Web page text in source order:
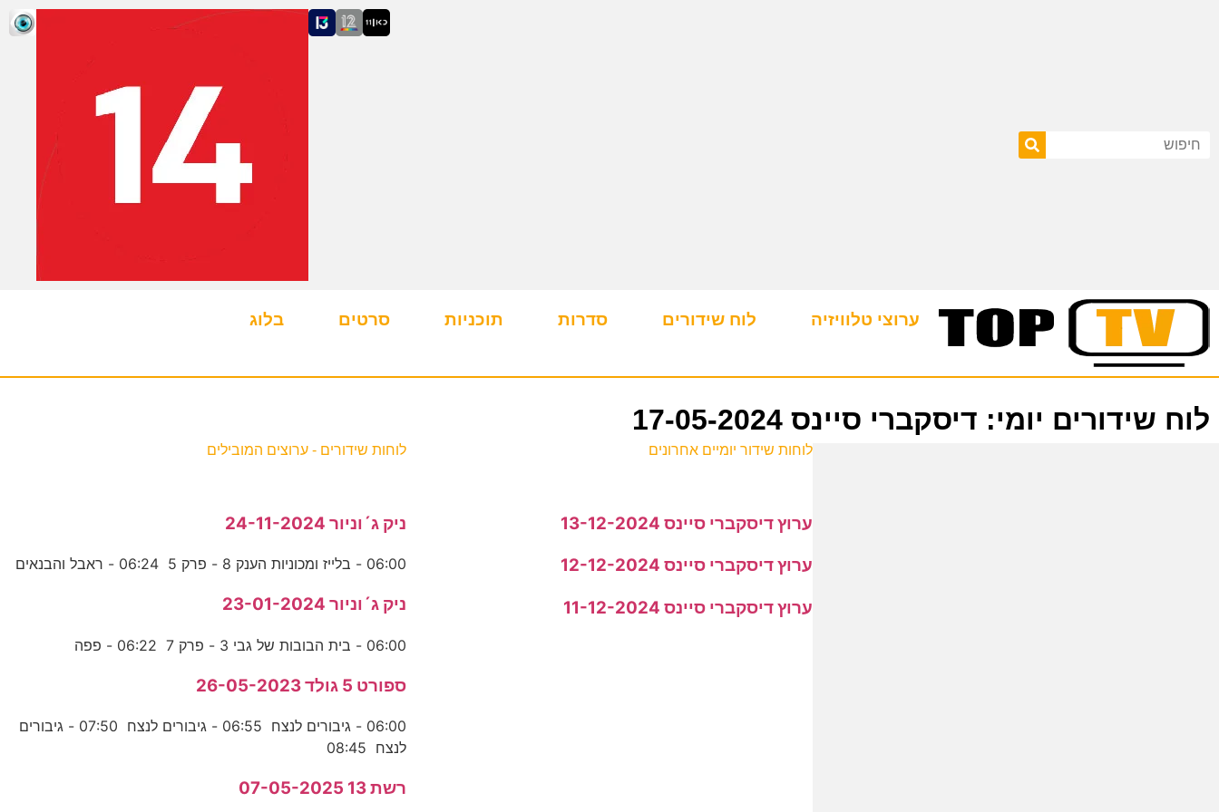
ערוצי טלוויזיה לוח שידורים סדרות תוכניות סרטים בלוג
לוח שידורים יומי: דיסקברי סיינס 17-05-2024
לוחות שידור יומיים אחרונים
ערוץ דיסקברי סיינס 13-12-2024
ערוץ דיסקברי סיינס 12-12-2024
ערוץ דיסקברי סיינס 11-12-2024
לוחות שידורים - ערוצים המובילים
ניק ג´וניור 24-11-2024
06:00 - בלייז ומכוניות הענק 8 - פרק 5 06:24 - ראבל והבנאים
ניק ג´וניור 23-01-2024
06:00 - בית הבובות של גבי 3 - פרק 7 06:22 - פפה
ספורט 5 גולד 26-05-2023
06:00 - גיבורים לנצח 06:55 - גיבורים לנצח 07:50 - גיבורים
לנצח 08:45
רשת 13 07-05-2025